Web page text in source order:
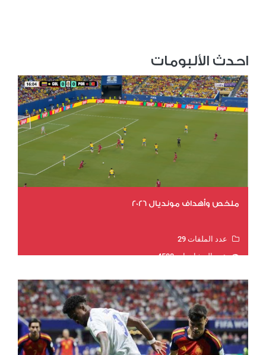
احدث الألبومات
ملخص وأهداف مونديال 2026
عدد الملفات 29
عدد المشاهدات 4588